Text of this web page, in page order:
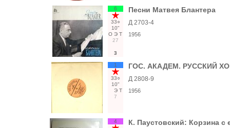
6
33○
10"
О Э Т
27
3
Песни Матвея Блантера
Д 2703-4
1956
1
33○
10"
Э Т
7
ГОС. АКАДЕМ. РУССКИЙ
Д 2808-9
1956
4 К. Паустовский: Корзина